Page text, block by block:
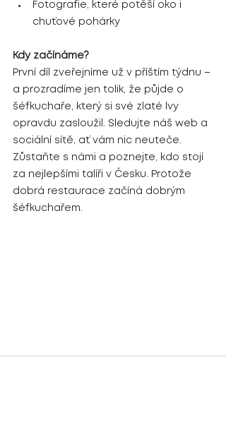
Fotografie, které potěší oko i
chuťové pohárky
Kdy začínáme?
První díl zveřejníme už v příštím týdnu –
a prozradíme jen tolik, že půjde o
šéfkuchaře, který si své zlaté lvy
opravdu zasloužil. Sledujte náš web a
sociální sítě, ať vám nic neuteče.
Zůstaňte s námi a poznejte, kdo stojí
za nejlepšími talíři v Česku. Protože
dobrá restaurace začíná dobrým
šéfkuchařem.